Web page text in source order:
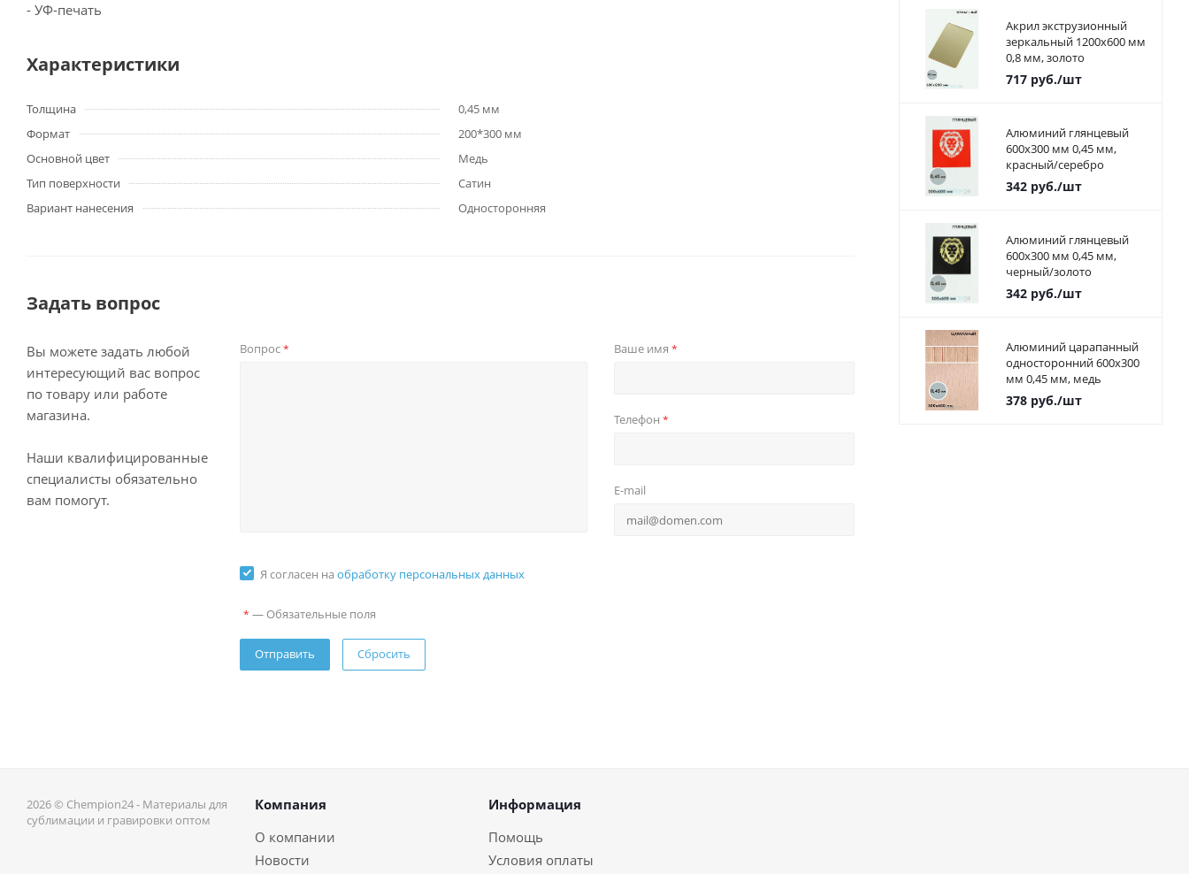
- УФ-печать
Характеристики
Толщина
0,45 мм
Формат
200*300 мм
Основной цвет
Медь
Тип поверхности
Сатин
Вариант нанесения
Односторонняя
Задать вопрос
Вы можете задать любой
интересующий вас вопрос
по товару или работе
магазина.
Наши квалифицированные
специалисты обязательно
вам помогут.
Вопрос* Ваше имя *
Телефон *
E-mail
Я согласен наобработку персональных данных
* — Обязательные поля
Сбросить
Акрил экструзионный
зеркальный 1200х600 мм
0,8 мм, золото
717руб./шт
Алюминий глянцевый
600х300 мм 0,45 мм,
красный/серебро
342руб./шт
Алюминий глянцевый
600х300 мм 0,45 мм,
черный/золото
342руб./шт
Алюминий царапанный
односторонний 600х300
мм 0,45 мм, медь
378руб./шт
2026 © Chempion24 - Материалы для
сублимации и гравировки оптом
Компания
О компании
Новости
Информация
Помощь
Условия оплаты